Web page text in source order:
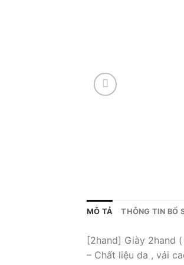
MÔ TẢ THÔNG TIN BỔ
[2hand] Giày 2hand
– Chất liệu da , vải